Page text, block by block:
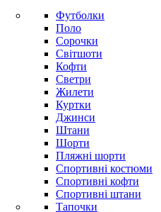
Футболки
Поло
Сорочки
Світшоти
Кофти
Светри
Жилети
Куртки
Джинси
Штани
Шорти
Пляжні шорти
Спортивні костюми
Спортивні кофти
Спортивні штани
Тапочки